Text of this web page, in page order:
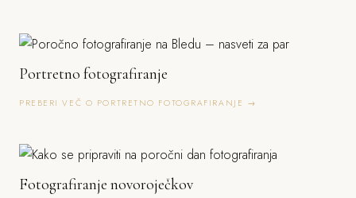
Portretno fotografiranje
PREBERI VEČ O PORTRETNO FOTOGRAFIRANJE →
Fotografiranje novoroječkov